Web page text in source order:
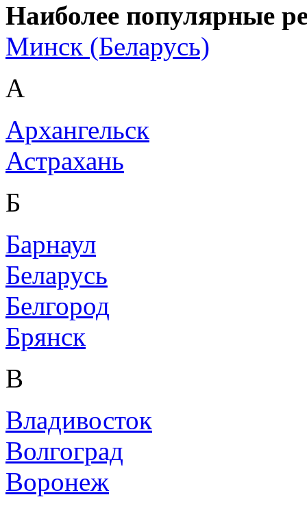
Наиболее популярные
Минск (Беларусь)
А
Архангельск
Астрахань
Б
Барнаул
Беларусь
Белгород
Брянск
В
Владивосток
Волгоград
Воронеж